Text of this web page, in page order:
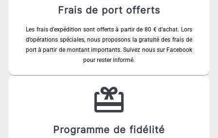
Frais de port offerts
Les frais d’expédition sont offerts à partir de 80 € d’achat. Lors
d’opérations spéciales, nous proposons la gratuité des frais de
port à partir de montant importants. Suivez nous sur Facebook
pour rester informé.
Programme de fidélité